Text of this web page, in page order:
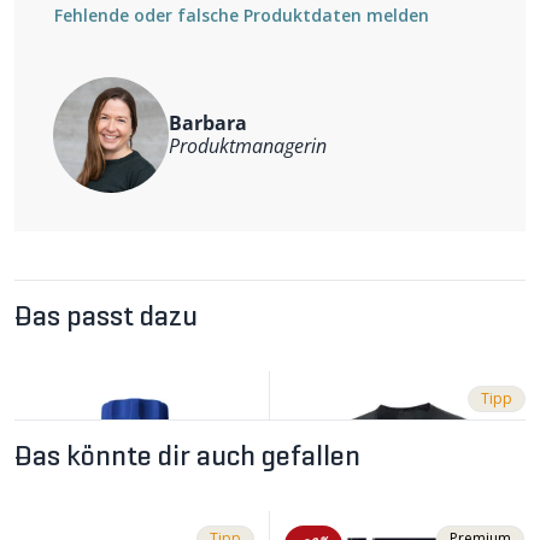
Weitere Informationen
Fehlende oder falsche Produktdaten melden
Barbara
Produktmanagerin
Das passt dazu
Tipp
Das könnte dir auch gefallen